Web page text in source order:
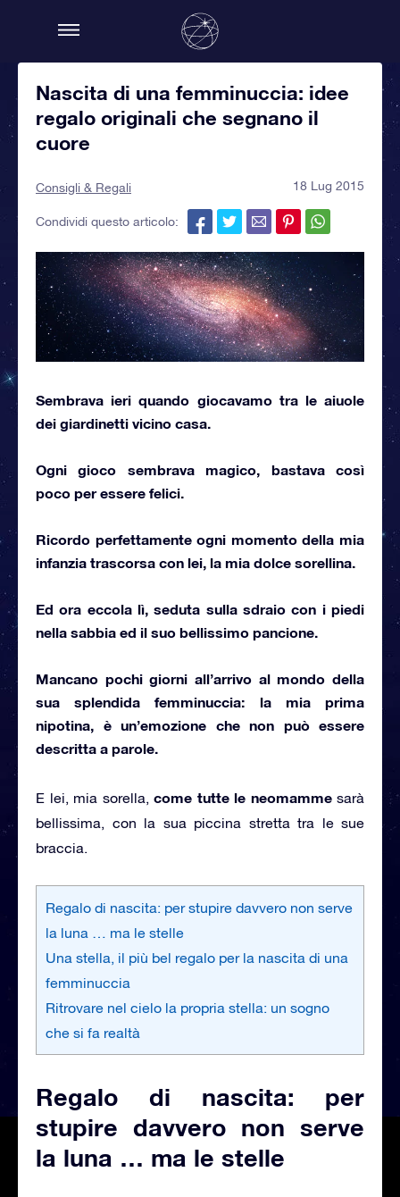
Nascita di una femminuccia: idee
regalo originali che segnano il
cuore
Consigli & Regali 18 Lug 2015
Condividi questo articolo:
Sembrava ieri quando giocavamo tra le aiuole
dei giardinetti vicino casa.
Ogni gioco sembrava magico, bastava così
poco per essere felici.
Ricordo perfettamente ogni momento della mia
infanzia trascorsa con lei, la mia dolce sorellina.
Ed ora eccola lì, seduta sulla sdraio con i piedi
nella sabbia ed il suo bellissimo pancione.
Mancano pochi giorni all’arrivo al mondo della
sua splendida femminuccia: la mia prima
nipotina, è un’emozione che non può essere
descritta a parole.
E lei, mia sorella, come tutte le neomammesarà
bellissima, con la sua piccina stretta tra le sue
braccia.
Regalo di nascita: per stupire davvero non serve
la luna … ma le stelle
Una stella, il più bel regalo per la nascita di una
femminuccia
Ritrovare nel cielo la propria stella: un sogno
che si fa realtà
Regalo di nascita: per
stupire davvero non serve
la luna … ma le stelle